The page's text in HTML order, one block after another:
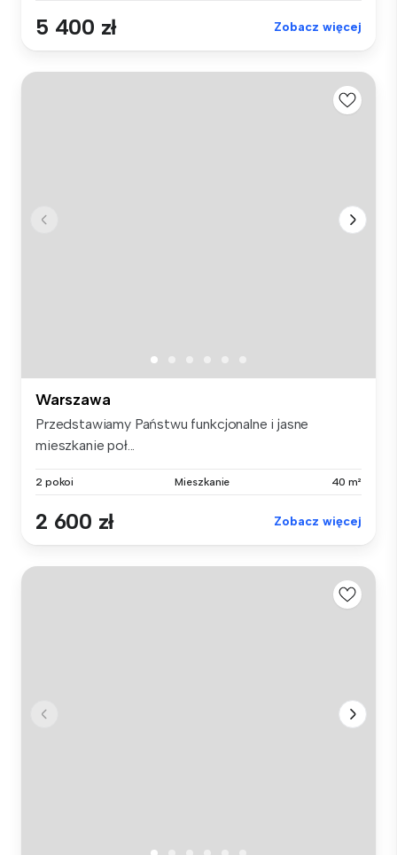
5 400 zł Zobacz więcej
Warszawa
Przedstawiamy Państwu funkcjonalne i jasne
mieszkanie poł...
2 pokoi Mieszkanie 40 m²
2 600 zł Zobacz więcej